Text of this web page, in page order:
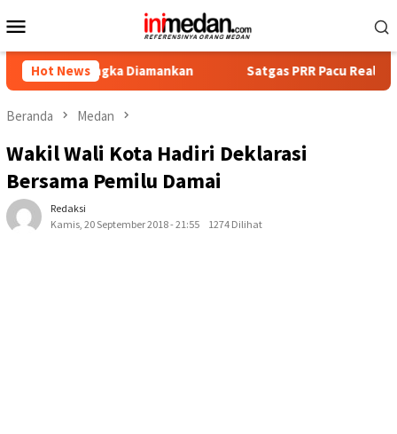
ke
Mobile
Hot News
Diamankan Satgas PRR Pacu Realisasi
Beranda Medan
Wakil Wali Kota Hadiri Deklarasi
Bersama Pemilu Damai
Redaksi
Kamis, 20 September 2018 - 21:55
1274 Dilihat